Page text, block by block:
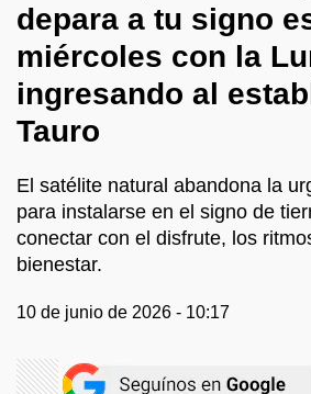
depara a tu signo
miércoles con la
ingresando al
Tauro
El satélite natural abandona la
para instalarse en el signo de
conectar con el disfrute, los
bienestar.
10 de junio de 2026 - 10:17